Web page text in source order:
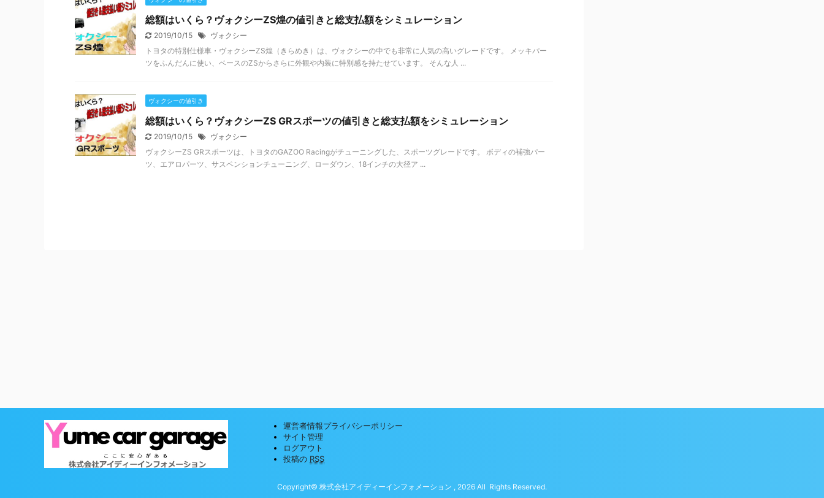
総額はいくら？ヴォクシーZS煌の値引きと総支払額をシミュレーション
2019/10/15
ヴォクシー
トヨタの特別仕様車・ヴォクシーZS煌（きらめき）は、ヴォクシーの中でも非常に人気の高いグレードです。 メッキパー
ツをふんだんに使い、ベースのZSからさらに外観や内装に特別感を持たせています。 そんな人 ...
ヴォクシーの値引き
総額はいくら？ヴォクシーZS GRスポーツの値引きと総支払額をシミュレーション
2019/10/15
ヴォクシー
ヴォクシーZS GRスポーツは、トヨタのGAZOO Racingがチューニングした、スポーツグレードです。 ボディの補強パー
ツ、エアロパーツ、サスペンションチューニング、ローダウン、18インチの大径ア ...
運営者情報プライバシーポリシー
サイト管理
ログアウト
投稿の RSS
Copyright© 株式会社アイディーインフォメーション , 2026 All Rights Reserved.